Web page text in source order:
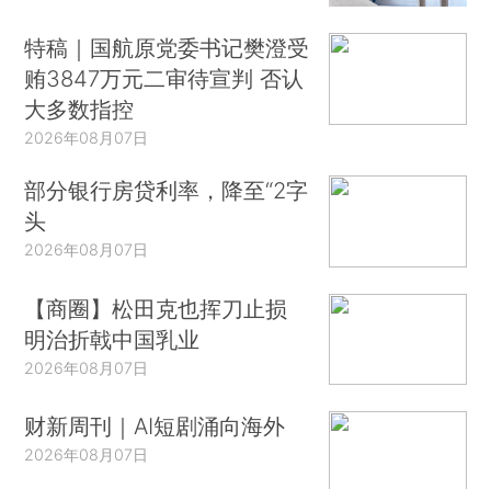
特稿｜国航原党委书记樊澄受
贿3847万元二审待宣判 否认
大多数指控
2026年08月07日
部分银行房贷利率，降至“2字
头
2026年08月07日
【商圈】松田克也挥刀止损
明治折戟中国乳业
2026年08月07日
财新周刊｜AI短剧涌向海外
2026年08月07日